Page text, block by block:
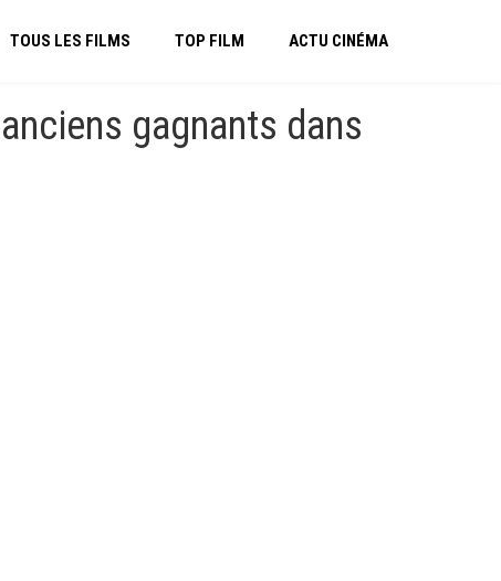
TOUS LES FILMS TOP FILM ACTU CINÉMA
gagnants dans